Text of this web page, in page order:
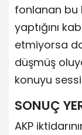
fonlanan bu
yaptığını
etmiyorsa
düşmüş
konuyu
SONUÇ
AKP